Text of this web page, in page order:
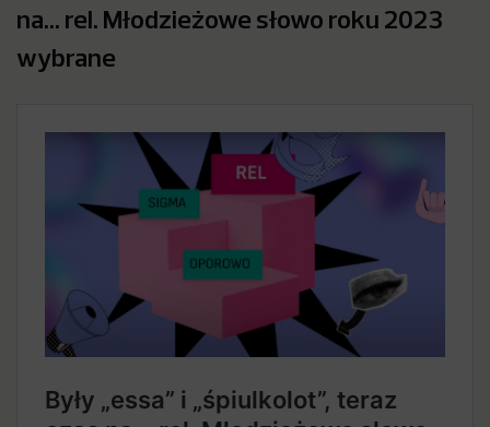
na… rel. Młodzieżowe słowo roku 2023
wybrane